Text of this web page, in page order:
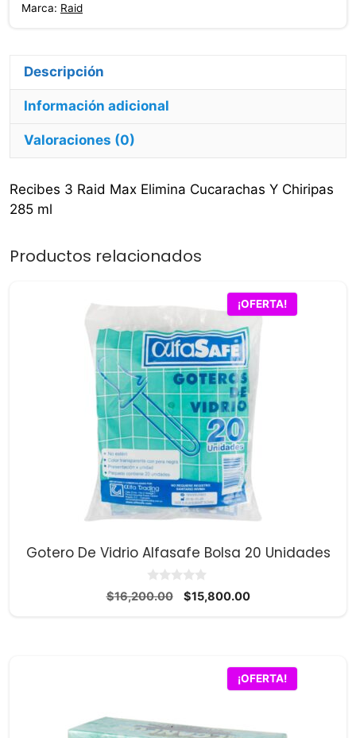
cantidad
Marca: Raid
Descripción
Información adicional
Valoraciones (0)
Recibes 3 Raid Max Elimina Cucarachas Y Chiripas
285 ml
Productos relacionados
¡OFERTA!
Gotero De Vidrio Alfasafe Bolsa 20 Unidades
0
d
$16,200.00
El
$15,800.00El
¡OFERTA!